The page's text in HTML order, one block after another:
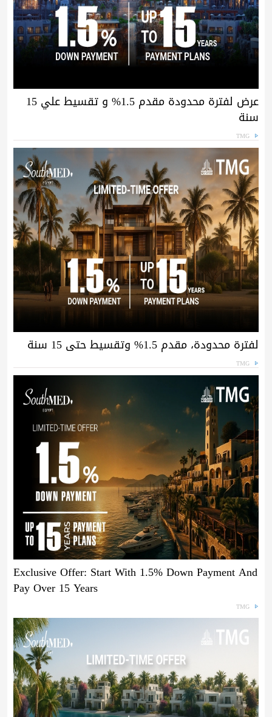
عرض لفترة محدودة مقدم 1.5% و تقسيط علي 15
سنة
TMG
لفترة محدودة، مقدم 1.5% وتقسيط حتى 15 سنة
TMG
Exclusive Offer: Start With 1.5% Down Payment And
Pay Over 15 Years
TMG